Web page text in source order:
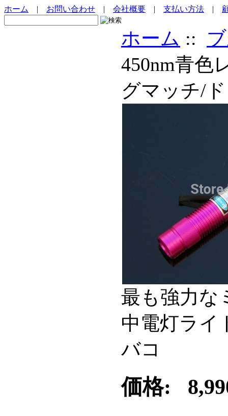
ホーム | お問い合わせ | 会社概要 | 支払い方法 |
ホーム ::
450nm青色
グマッチ/
最も強力な
中電灯ライ
バコ
価格: